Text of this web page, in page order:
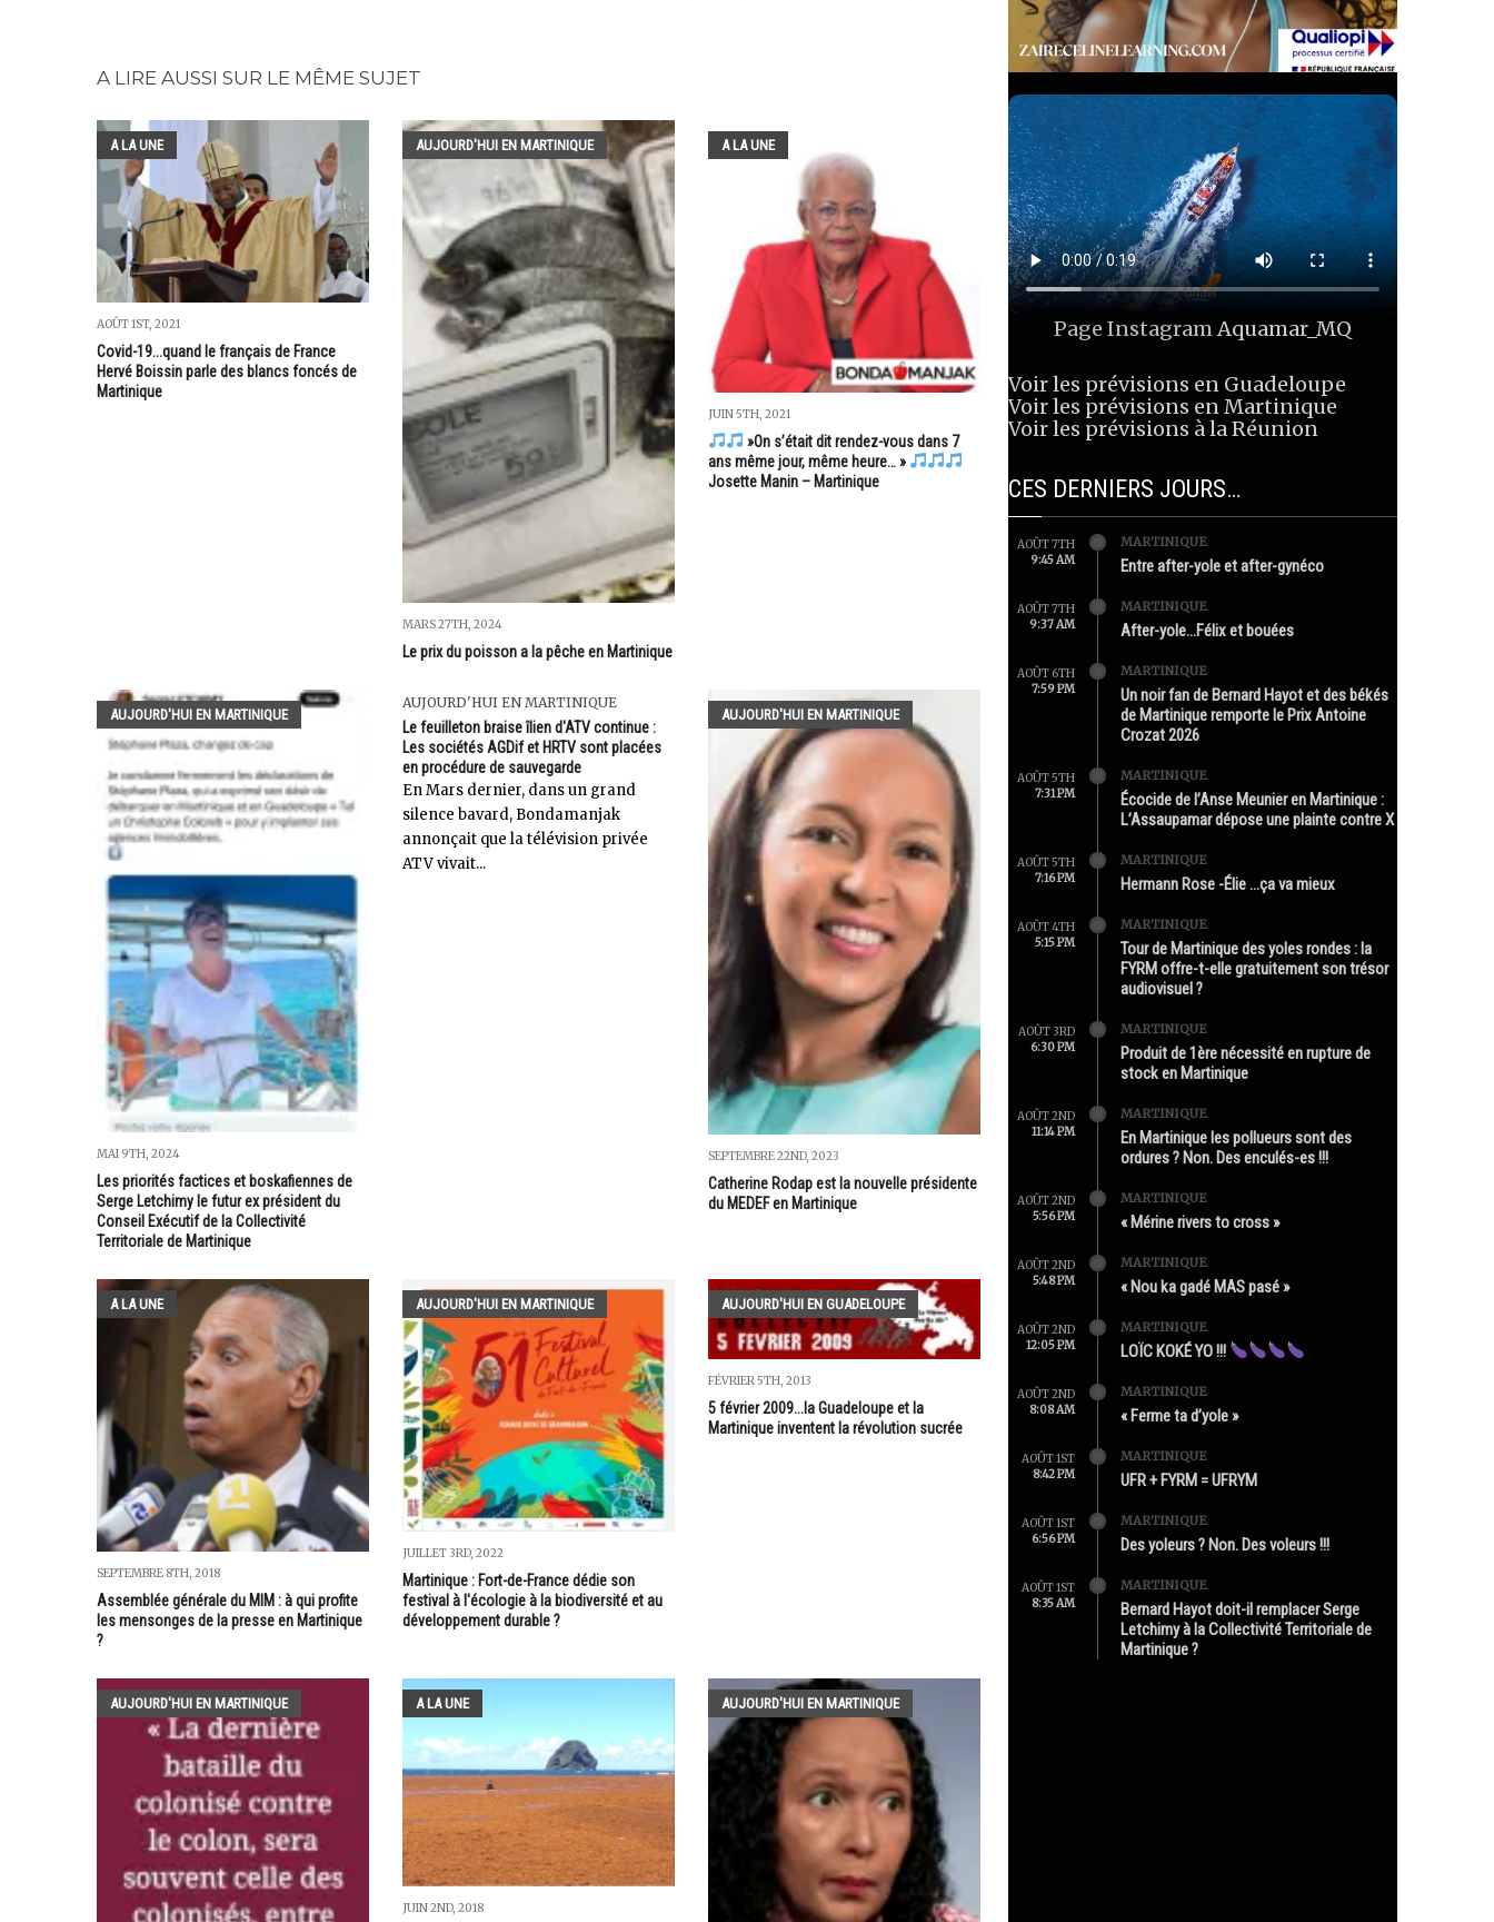
A LIRE AUSSI SUR LE MÊME SUJET
A LA UNE
AOÛT 1ST, 2021
Covid-19...quand le français de France
Hervé Boissin parle des blancs foncés de
Martinique
AUJOURD'HUI EN MARTINIQUE
MARS 27TH, 2024
Le prix du poisson a la pêche en Martinique
A LA UNE
JUIN 5TH, 2021
»On s’était dit rendez-vous dans 7
ans même jour, même heure… »
Josette Manin – Martinique
AUJOURD'HUI EN MARTINIQUE
MAI 9TH, 2024
Les priorités factices et boskafiennes de
Serge Letchimy le futur ex président du
Conseil Exécutif de la Collectivité
Territoriale de Martinique
AUJOURD'HUI EN MARTINIQUE
Le feuilleton braise îlien d'ATV continue :
Les sociétés AGDif et HRTV sont placées
en procédure de sauvegarde
En Mars dernier, dans un grand
silence bavard, Bondamanjak
annonçait que la télévision privée
ATV vivait...
AUJOURD'HUI EN MARTINIQUE
SEPTEMBRE 22ND, 2023
Catherine Rodap est la nouvelle présidente
du MEDEF en Martinique
A LA UNE
SEPTEMBRE 8TH, 2018
Assemblée générale du MIM : à qui profite
les mensonges de la presse en Martinique
?
AUJOURD'HUI EN MARTINIQUE
JUILLET 3RD, 2022
Martinique : Fort-de-France dédie son
festival à l'écologie à la biodiversité et au
développement durable ?
AUJOURD'HUI EN GUADELOUPE
FÉVRIER 5TH, 2013
5 février 2009...la Guadeloupe et la
Martinique inventent la révolution sucrée
AUJOURD'HUI EN MARTINIQUE A LA UNE
JUIN 2ND, 2018
AUJOURD'HUI EN MARTINIQUE
Page InstagramAquamar_MQ
Voir les prévisions en Guadeloupe
Voir les prévisions en Martinique
Voir les prévisions à la Réunion
CES DERNIERS JOURS…
AOÛT 7TH
9:45 AM
MARTINIQUE
Entre after-yole et after-gynéco
AOÛT 7TH
9:37 AM
MARTINIQUE
After-yole…Félix et bouées
AOÛT 6TH
7:59 PM
MARTINIQUE
Un noir fan de Bernard Hayot et des békés
de Martinique remporte le Prix Antoine
Crozat 2026
AOÛT 5TH
7:31 PM
MARTINIQUE
Écocide de l’Anse Meunier en Martinique :
L’Assaupamar dépose une plainte contre X
AOÛT 5TH
7:16 PM
MARTINIQUE
Hermann Rose -Élie …ça va mieux
AOÛT 4TH
5:15 PM
MARTINIQUE
Tour de Martinique des yoles rondes : la
FYRM offre-t-elle gratuitement son trésor
audiovisuel ?
AOÛT 3RD
6:30 PM
MARTINIQUE
Produit de 1ère nécessité en rupture de
stock en Martinique
AOÛT 2ND
11:14 PM
MARTINIQUE
En Martinique les pollueurs sont des
ordures ? Non. Des enculés-es !!!
AOÛT 2ND
5:56 PM
MARTINIQUE
« Mérine rivers to cross »
AOÛT 2ND
5:48 PM
MARTINIQUE
« Nou ka gadé MAS pasé »
AOÛT 2ND
12:05 PM
MARTINIQUE
LOÏC KOKÉ YO !!!
AOÛT 2ND
8:08 AM
MARTINIQUE
« Ferme ta d’yole »
AOÛT 1ST
8:42 PM
MARTINIQUE
UFR + FYRM = UFRYM
AOÛT 1ST
6:56 PM
MARTINIQUE
Des yoleurs ? Non. Des voleurs !!!
AOÛT 1ST
8:35 AM
MARTINIQUE
Bernard Hayot doit-il remplacer Serge
Letchimy à la Collectivité Territoriale de
Martinique ?